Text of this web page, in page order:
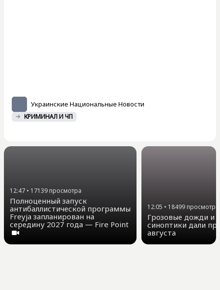
Украинские Национальные Новости
КРИМИНАЛ И ЧП
12:47 • 17139 просмотра
Полноценный запуск
антибаллистической программы
Freyja запланирован на
середину 2027 года — Fire Point
12:05 • 18499просмотра
Грозовые дожди и
синоптики дали
августа